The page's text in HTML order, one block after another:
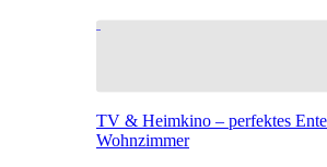
TV & Heimkino – perfektes
Wohnzimmer